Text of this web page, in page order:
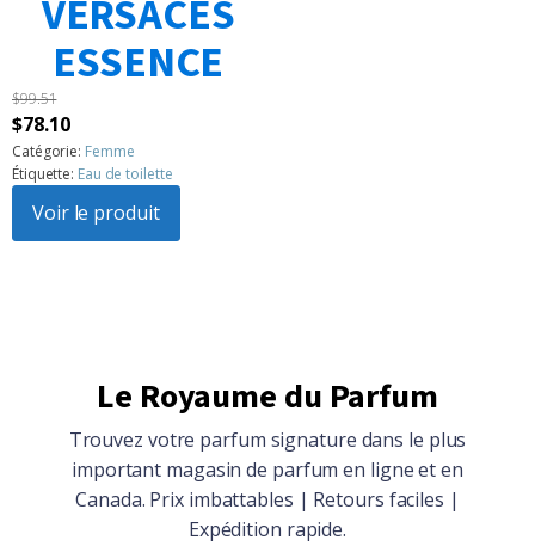
VERSACES
ESSENCE
$99.51
Le
prix
initial
était :
$99.51.
$78.10Le
prix
actuel
est :
$78.10.
Catégorie: Femme
Étiquette: Eau de toilette
Voir le produit
Le Royaume du Parfum
Trouvez votre parfum signature dans le plus
important magasin de parfum en ligne et en
Canada. Prix imbattables | Retours faciles |
Expédition rapide.